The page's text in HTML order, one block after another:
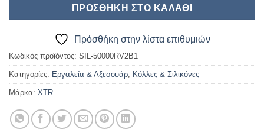
ΠΡΟΣΘΉΚΗ ΣΤΟ ΚΑΛΆΘΙ
Πρόσθήκη στην λίστα επιθυμιών
Κωδικός προϊόντος: SIL-50000RV2B1
Κατηγορίες: Εργαλεία & Αξεσουάρ Κόλλες & Σιλικόνες
Μάρκα: XTR